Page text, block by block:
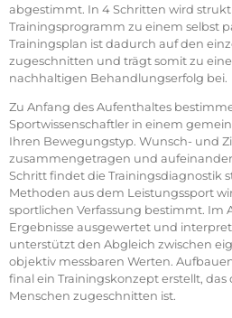
abgestimmt. In 4 Schritten wird
Trainingsprogramm zu einem selbst
Trainingsplan ist dadurch auf den
zugeschnitten und trägt somit zu
nachhaltigen Behandlungserfolg bei.
Zu Anfang des Aufenthaltes
Sportwissenschaftler in einem
Ihren Bewegungstyp. Wunsch- und
zusammengetragen und
Schritt findet die Trainingsdiagnostik
Methoden aus dem Leistungssport
sportlichen Verfassung bestimmt. Im
Ergebnisse ausgewertet und
unterstützt den Abgleich zwischen
objektiv messbaren Werten.
final ein Trainingskonzept erstellt,
Menschen zugeschnitten ist.